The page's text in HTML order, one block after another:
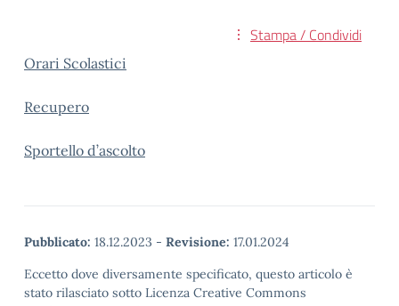
Stampa / Condividi
Orari Scolastici
Recupero
Sportello d’ascolto
Pubblicato: 18.12.2023 - Revisione: 17.01.2024
Eccetto dove diversamente specificato, questo articolo è
stato rilasciato sotto Licenza Creative Commons